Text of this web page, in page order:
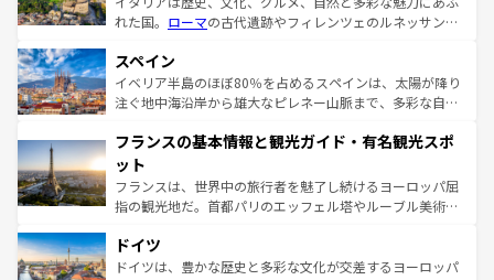
れた国。 ローマの古代遺跡やフィレンツェのルネッサンス
ろん、トスカーナの美しい田園風景やアマルフィ海岸の絶
景など、自然景観も見逃せない。観光の合間には、本場の
ピザやパスタなど、絶品のイタリア料理を堪能することも
ませてくれるイタリアで、忘れられない旅をしてみよう！
なお、新着のイタリア情報は
しい。
スペイン
イベリア半島のほぼ80％を占めるスペインは、太陽が降り
注ぐ地中海沿岸から雄大なピレネー山脈まで、多彩な自然
文化が根付くこの国では、情熱的なフラメンコ、熱気あふ
れる闘牛、そして美味しいタパスが生活の一部となってい
る。首都マドリードの洗練された雰囲気や、バルセロナの
アートに溢れた街角から、地方では古代ローマ遺跡や中世
せる。地方によって風土や気候が異なるスペインはその個
性で訪れる人を魅了する。 なお、新着のスペイン情報は コ
フランスの基本情報と観光ガイド・有名観光スポ
ット
フランスは、世界中の旅行者を魅了し続けるヨーロッパ屈
指の観光地だ。首都パリのエッフェル塔やルーブル美術館
で、幅広い魅力が詰まっている。華麗な宮殿、歴史的な大
聖堂、美しいビーチ、そして豊かな自然が、訪れる者を心
ドイツ
ドイツは、豊かな歴史と多彩な文化が交差するヨーロッパ